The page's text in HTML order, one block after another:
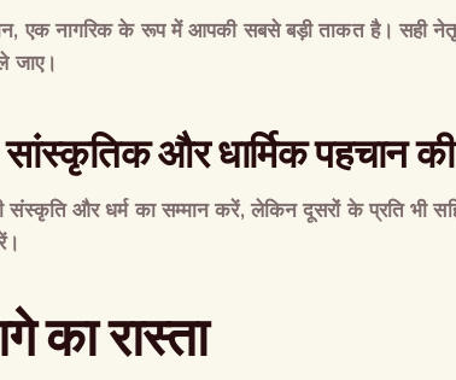
,एक नागरिक के रूप में आपकी सबसे बड़ी ताकत है। सही
जाए।
सांस्कृतिकऔरधार्मिकपहचानकी
संस्कृति और धर्म का सम्मान करें,लेकिन दूसरों के प्रति भी
कारास्ता